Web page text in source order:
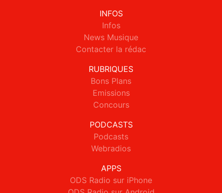
INFOS
Infos
News Musique
Contacter la rédac
RUBRIQUES
Bons Plans
Emissions
Concours
PODCASTS
Podcasts
Webradios
APPS
ODS Radio sur iPhone